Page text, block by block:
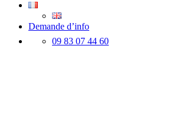
Demande d’info
09 83 07 44 60